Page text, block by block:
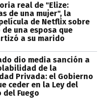
real de "Elize:
de una mujer", la
de Netflix sobre
de una esposa que
a su marido
dio media sanción a
de la
Privada: el Gobierno
ceder en la Ley del
del Fuego